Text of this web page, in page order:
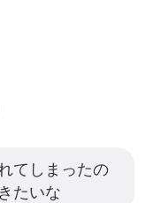
てしまったの
たいな